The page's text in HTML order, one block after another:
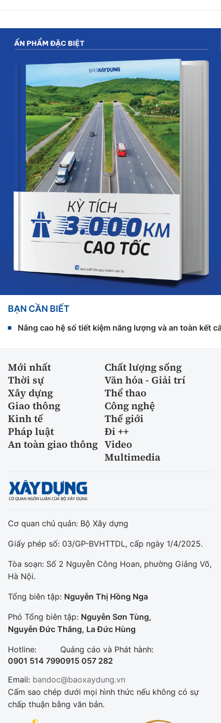
BẠN CẦN BIẾT
Nâng cao hệ số tiết kiệm năng lượng và an toàn kết
Mới nhất
Chất lượng sống
Thời sự
Văn hóa - Giải trí
Xây dựng
Thể thao
Giao thông
Công nghệ
Kinh tế
Thế giới
Pháp luật
Đi ++
An toàn giao thông Video
Multimedia
Cơ quan chủ quản: Bộ Xây dựng
Giấy phép số: 03/GP-BVHTTDL, cấp ngày 1/4/2025.
Tòa soạn: Số 2 Nguyễn Công Hoan, phường Giảng Võ,
Hà Nội.
Tổng biên tập: Nguyễn Thị Hồng Nga
Phó Tổng biên tập: Nguyễn Sơn Tùng,
Nguyễn Đức Thắng, La Đức Hùng
Hotline:
0901 514 799
Quảng cáo và Phát hành:
0915 057 282
Email: bandoc@baoxaydung.vn
Cấm sao chép dưới mọi hình thức nếu không có sự
chấp thuận bằng văn bản.